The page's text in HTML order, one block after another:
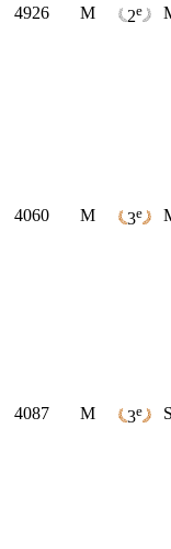
4926 M 2e
4060 M 3e
4087 M 3e